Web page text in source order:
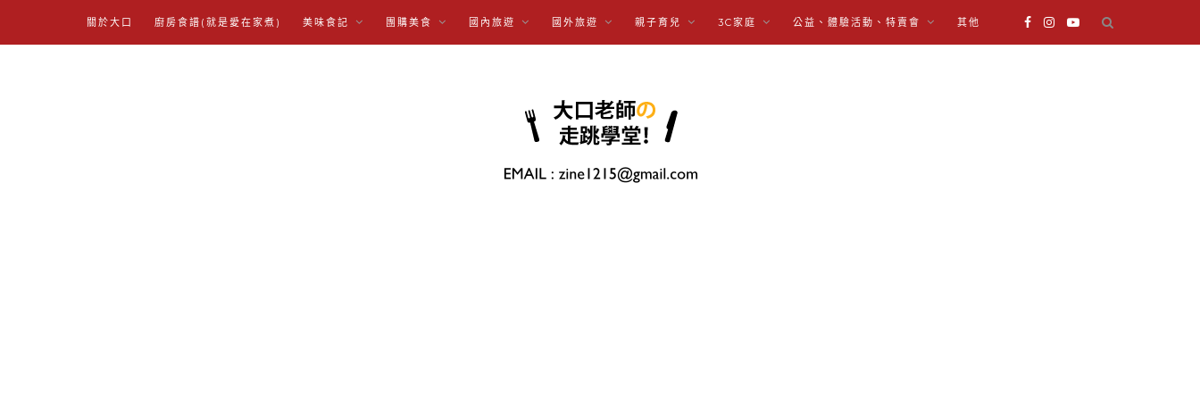
關於大口 廚房食譜(就是愛在家煮) 美味食記 團購美食 國內旅遊 國外旅遊 親子育兒 3C家庭 公益、體驗活動、特賣會 其他